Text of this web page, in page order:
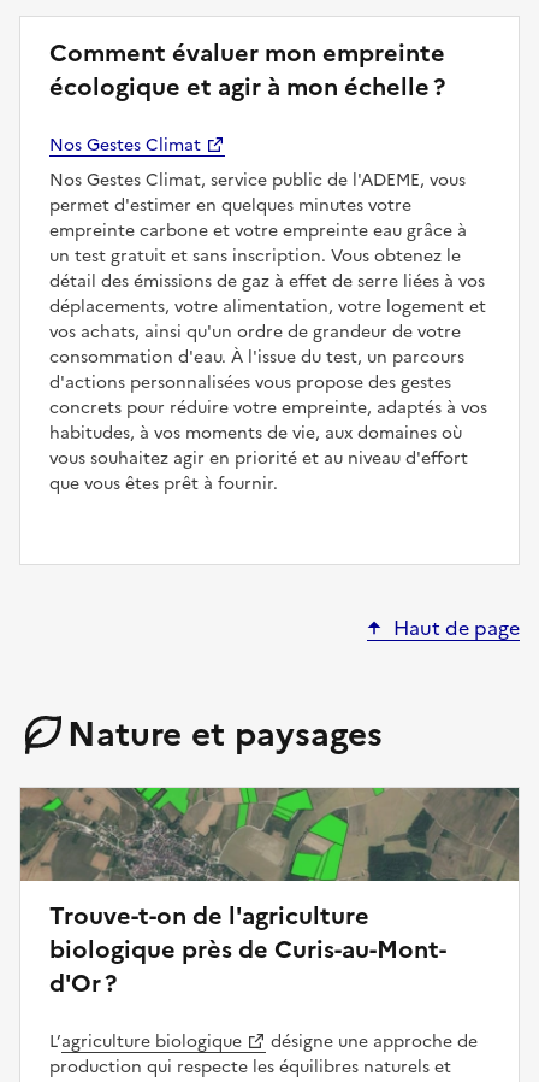
Comment évaluer mon empreinte
écologique et agir à mon échelle ?
Nos Gestes Climat
Nos Gestes Climat, service public de l'ADEME, vous
permet d'estimer en quelques minutes votre
empreinte carbone et votre empreinte eau grâce à
un test gratuit et sans inscription. Vous obtenez le
détail des émissions de gaz à effet de serre liées à vos
déplacements, votre alimentation, votre logement et
vos achats, ainsi qu'un ordre de grandeur de votre
consommation d'eau. À l'issue du test, un parcours
d'actions personnalisées vous propose des gestes
concrets pour réduire votre empreinte, adaptés à vos
habitudes, à vos moments de vie, aux domaines où
vous souhaitez agir en priorité et au niveau d'effort
que vous êtes prêt à fournir.
Haut de page
Nature et paysages
Trouve-t-on de l'agriculture
biologique près de Curis-au-Mont-
d'Or ?
L’agriculture biologique
désigne une approche de
production qui respecte les équilibres naturels et